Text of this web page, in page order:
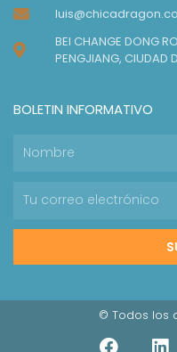
BEI CHANGE DONG
PENGJIANG, CIUDAD
BOLETIN INFORMATIVO
© Todos los